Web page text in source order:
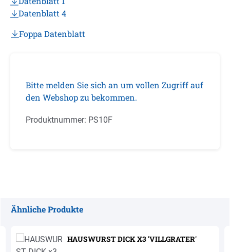
Datenblatt 4
Foppa Datenblatt
Bitte melden Sie sich an um vollen Zugriff auf
den Webshop zu bekommen.
Produktnummer: PS10F
Ähnliche Produkte
HAUSWURST DICK X3 'VILLGRATER'